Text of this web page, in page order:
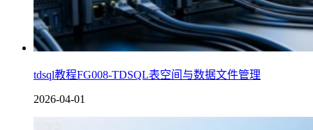
tdsql教程FG008-TDSQL表空间与数据文件管理
2026-04-01